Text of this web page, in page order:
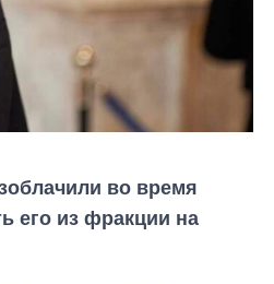
во время
его из фракции на